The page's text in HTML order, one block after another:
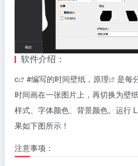
软件介绍：
c #编写的时间壁纸， 原理
是每
时间画在一张图片上，再切换为壁
样式、字体颜色、背景颜色。运行
果如下图所示！
注意事项：